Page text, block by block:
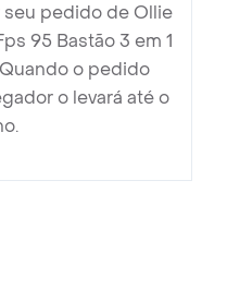
pedido de Ollie
95 Bastão 3 em 1
o pedido
o levará até o